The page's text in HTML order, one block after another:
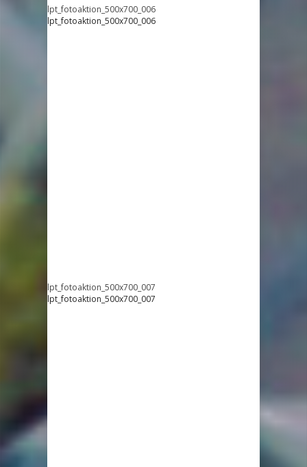
lpt_fotoaktion_500x700_006
lpt_fotoaktion_500x700_006
lpt_fotoaktion_500x700_007
lpt_fotoaktion_500x700_007